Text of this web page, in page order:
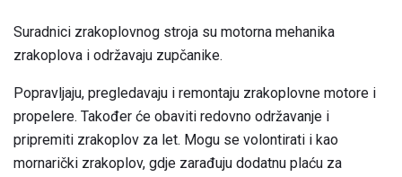
Suradnici zrakoplovnog stroja su motorna mehanika
zrakoplova i održavaju zupčanike.
Popravljaju, pregledavaju i remontaju zrakoplovne motore i
propelere. Također će obaviti redovno održavanje i
pripremiti zrakoplov za let. Mogu se volontirati i kao
mornarički zrakoplov, gdje zarađuju dodatnu plaću za